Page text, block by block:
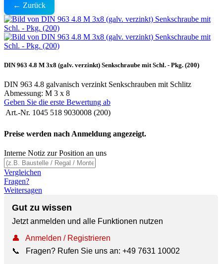
← Zurück
DIN 963 4.8 M 3x8 (galv. verzinkt) Senkschraube mit Schl. - Pkg. (200)
DIN 963 4.8 galvanisch verzinkt Senkschrauben mit Schlitz
Abmessung: M 3 x 8
Geben Sie die erste Bewertung ab
Art.-Nr. 1045 518 9030008 (200)
Preise werden nach Anmeldung angezeigt.
Interne Notiz zur Position an uns
Vergleichen
Fragen?
Weitersagen
Gut zu wissen
Jetzt anmelden und alle Funktionen nutzen
👤
Anmelden / Registrieren
📞
Fragen? Rufen Sie uns an: +49 7631 10002